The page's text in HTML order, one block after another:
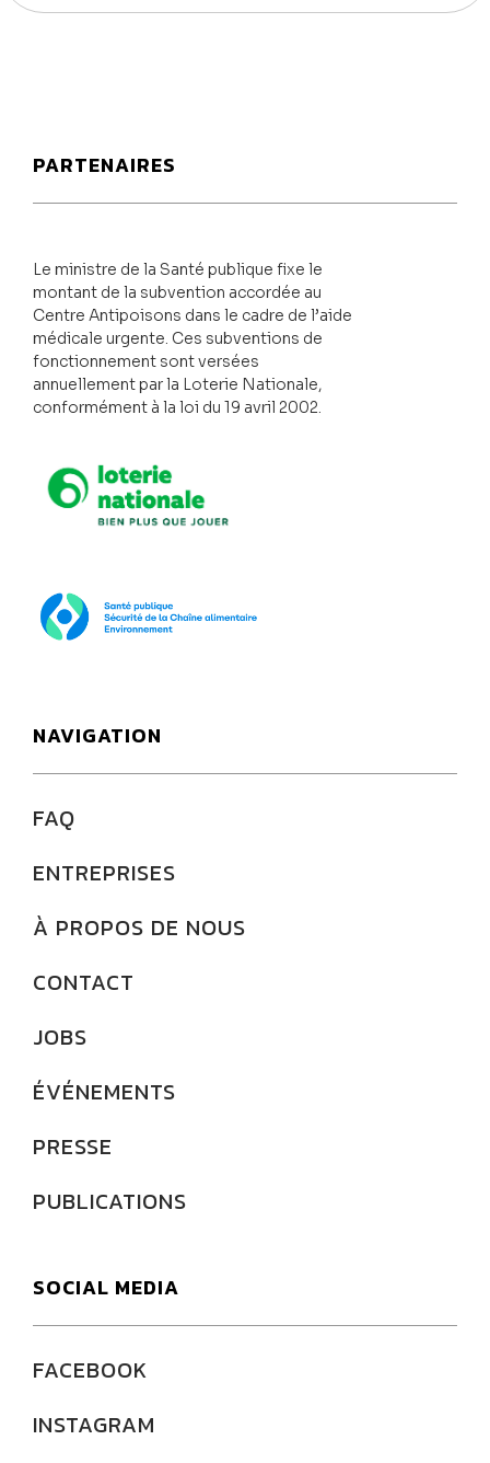
PARTENAIRES
Le ministre de la Santé publique fixe le
montant de la subvention accordée au
Centre Antipoisons dans le cadre de l’aide
médicale urgente. Ces subventions de
fonctionnement sont versées
annuellement par la Loterie Nationale,
conformément à la loi du 19 avril 2002.
Loterie Nationale
NAVIGATION
FAQ
ENTREPRISES
À PROPOS DE NOUS
CONTACT
JOBS
ÉVÉNEMENTS
PRESSE
PUBLICATIONS
SOCIAL MEDIA
FACEBOOK
INSTAGRAM